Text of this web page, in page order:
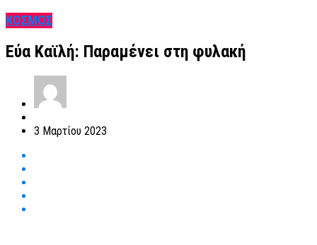
ΚΟΣΜΟΣ
Εύα Καϊλή: Παραμένει στη φυλακή
3 Μαρτίου 2023